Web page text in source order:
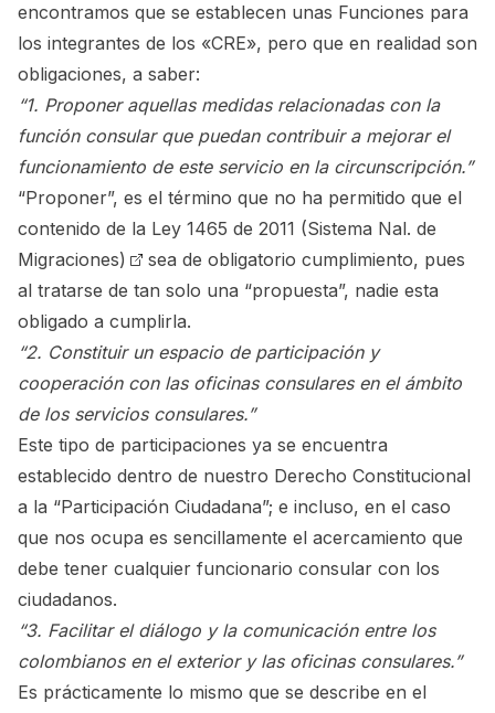
encontramos que se establecen unas Funciones para
los integrantes de los «CRE», pero que en realidad son
obligaciones, a saber:
“1. Proponer aquellas medidas relacionadas con la
función consular que puedan contribuir a mejorar el
funcionamiento de este servicio en la circunscripción.”
“Proponer”, es el término que no ha permitido que el
contenido de la Ley 1465 de 2011 (Sistema Nal. de
Migraciones)
sea de obligatorio cumplimiento, pues
al tratarse de tan solo una “propuesta”, nadie esta
obligado a cumplirla.
“2. Constituir un espacio de participación y
cooperación con las oficinas consulares en el ámbito
de los servicios consulares.”
Este tipo de participaciones ya se encuentra
establecido dentro de nuestro Derecho Constitucional
a la “Participación Ciudadana”; e incluso, en el caso
que nos ocupa es sencillamente el acercamiento que
debe tener cualquier funcionario consular con los
ciudadanos.
“3. Facilitar el diálogo y la comunicación entre los
colombianos en el exterior y las oficinas consulares.”
Es prácticamente lo mismo que se describe en el